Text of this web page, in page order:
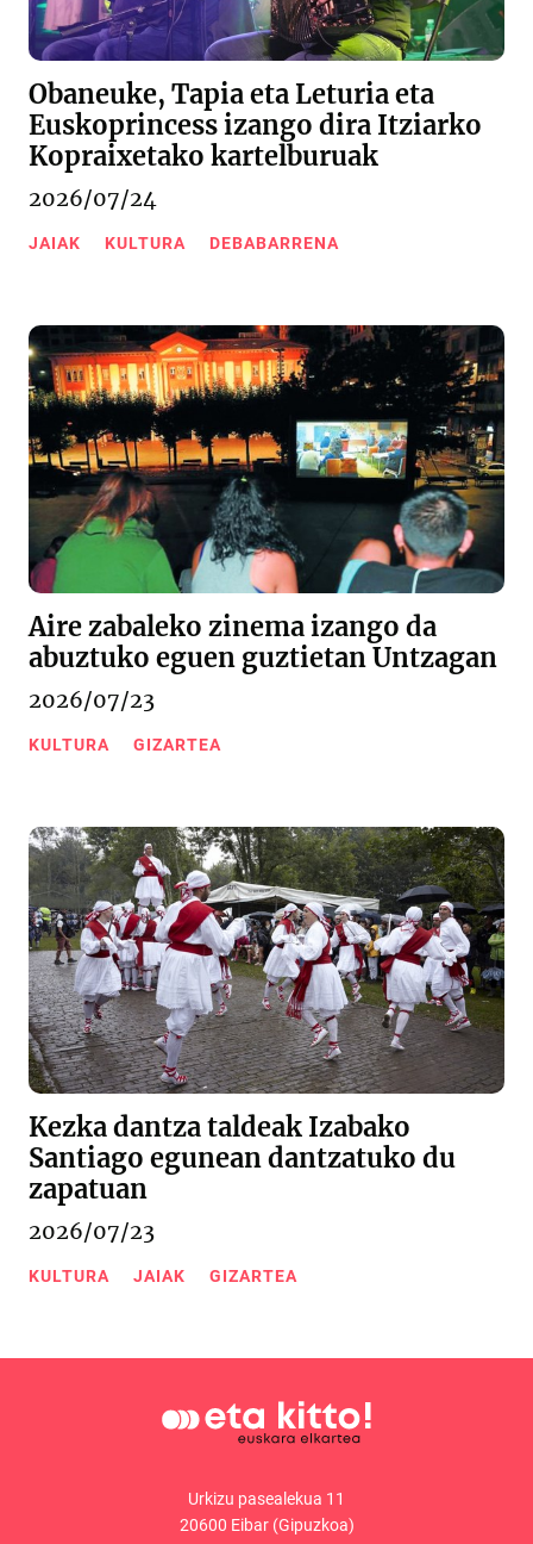
Obaneuke, Tapia eta Leturia eta
Euskoprincess izango dira Itziarko
Kopraixetako kartelburuak
2026/07/24
JAIAK KULTURA DEBABARRENA
Aire zabaleko zinema izango da
abuztuko eguen guztietan Untzagan
2026/07/23
KULTURA GIZARTEA
Kezka dantza taldeak Izabako
Santiago egunean dantzatuko du
zapatuan
2026/07/23
KULTURA JAIAK GIZARTEA
Urkizu pasealekua 11
20600 Eibar (Gipuzkoa)